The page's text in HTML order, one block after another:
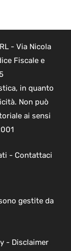
- Via Nicola
Fiscale e
in quanto
Non può
ai sensi
- Contattaci
gestite da
- Disclaimer